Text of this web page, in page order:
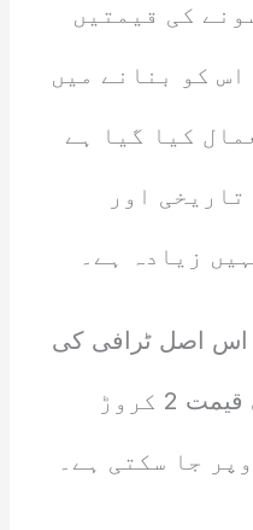
کی قیمتیں
کو بنانے میں
کیا گیا ہے
اور
زیادہ ہے۔
اس اصل ٹرافی کی
نیلامی کی جائے تو اس کی قیمت 2 کروڑ
جا سکتی ہے۔